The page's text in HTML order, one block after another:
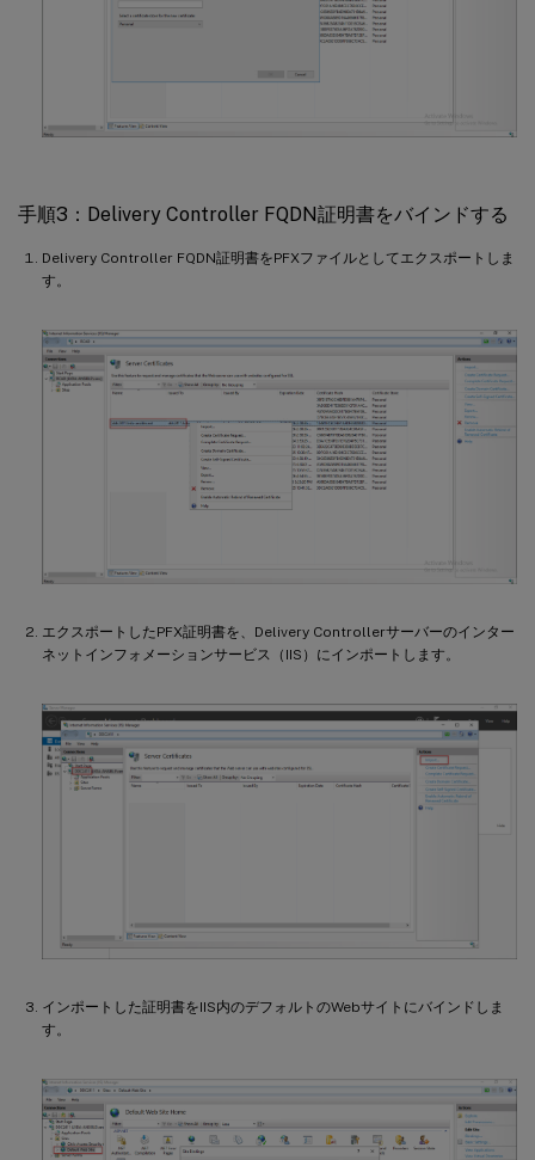
手順3：Delivery Controller FQDN証明書をバインドする
Delivery Controller FQDN証明書をPFXファイルとしてエクスポートしま
す。
エクスポートしたPFX証明書を、Delivery Controllerサーバーのインター
ネットインフォメーションサービス（IIS）にインポートします。
インポートした証明書をIIS内のデフォルトのWebサイトにバインドしま
す。